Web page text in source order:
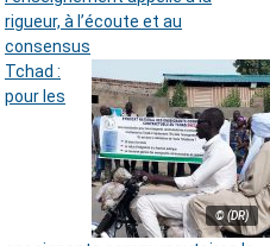
rigueur, à l’écoute et au
consensus
© (DR)
Tchad :
pour les